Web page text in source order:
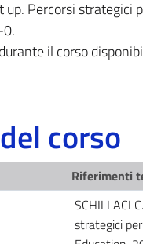
up. Percorsi
il corso
corso
Riferimenti
SCHILLACI
strategici